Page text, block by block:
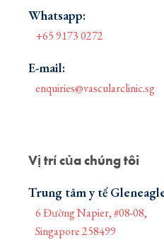
Whatsapp:
+65 9173 0272
E-mail:
enquiries@vascularclinic.sg
Vị trí của chúng tôi
Trung tâm y tế
6 Đường Napier, #08-08,
Singapore 258499